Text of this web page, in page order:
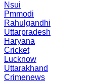
Nsui
Pmmodi
Rahulgandhi
Uttarpradesh
Haryana
Cricket
Lucknow
Uttarakhand
Crimenews